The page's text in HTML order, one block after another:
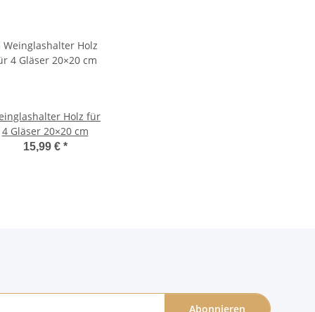
Holz für
4 Gläser 20×20 cm
15,99 € *
Abonnieren